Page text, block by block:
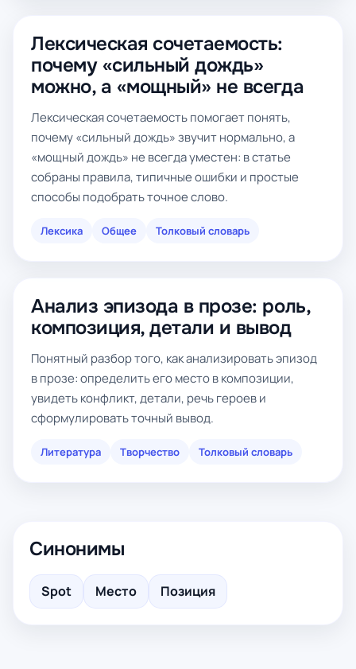
Лексическая сочетаемость:
почему «сильный дождь»
можно, а «мощный» не всегда
Лексическая сочетаемость помогает понять,
почему «сильный дождь» звучит нормально, а
«мощный дождь» не всегда уместен: в статье
собраны правила, типичные ошибки и простые
способы подобрать точное слово.
Лексика Общее Толковый словарь
Анализ эпизода в прозе: роль,
композиция, детали и вывод
Понятный разбор того, как анализировать эпизод
в прозе: определить его место в композиции,
увидеть конфликт, детали, речь героев и
сформулировать точный вывод.
Литература Творчество Толковый словарь
Синонимы
Spot Место Позиция